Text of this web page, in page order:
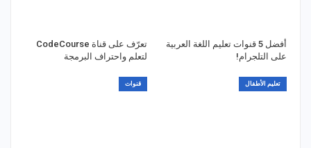
أفضل 5 قنوات تعليم اللغة العربية
على التلجرام!
تعرّف على قناة CodeCourse
لتعلم واحتراف البرمجة
تعليم الأطفال قنوات